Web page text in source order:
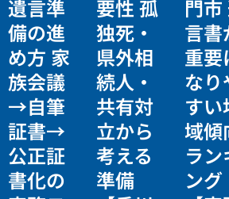
遺言準
備の進
め方 家
族会議
→自筆
証書→
公正証
書化の
要性 孤
独死・
県外相
続人・
共有対
立から
考える
準備
門市
言書
重要
なり
すい
域傾
ラン
ング